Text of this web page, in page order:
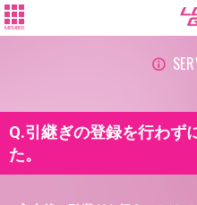
MEMBER
Q.引継ぎの登録を行わず
た。